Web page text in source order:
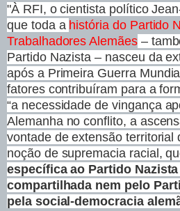
"À RFI, o cientista político
que toda a história do Partido
Trabalhadores Alemães–
Partido Nazista – nasceu da
após a Primeira Guerra
fatores contribuíram para a
“a necessidade de vingança
Alemanha no conflito, a
vontade de extensão territorial
noção de supremacia racial,
específica ao Partido
compartilhada nem pelo
pela social-democracia